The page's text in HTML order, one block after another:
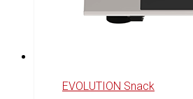
EVOLUTION Snack